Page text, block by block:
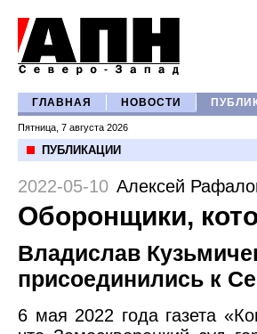
ГЛАВНАЯ НОВОСТИ
Пятница, 7 августа 2026
ПУБЛИКАЦИИ
2022-05-10 Алексей
Оборонщики,
Владислав
присоединились к
6 мая 2022 года газета